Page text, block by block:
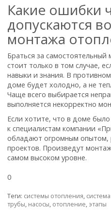
Какие ошибки
допускаются
монтажа
Браться за
стоит только в том случае,
навыки и знания. В
доме будет холодно, а не
Чаще всего выбирается
выполняется некорректно
Если хотите, что в доме
к специалистам компании
обладают огромным опытом,
проектов. Произведут
самом высоком уровне.
0
Теги: системы отопления,
трубы, насосы, отопление, этапы